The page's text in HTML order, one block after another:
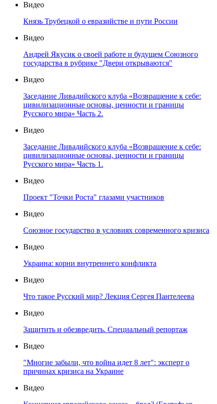
Видео
Князь Трубецкой о евразийстве и пути России
Видео
Андрей Якусик о своей работе и будущем Союзного
государства в рубрике "Двери открываются"
Видео
Заседание Ливадийского клуба «Возвращение к себе:
цивилизационные основы, ценности и границы
Русского мира» Часть 2.
Видео
Заседание Ливадийского клуба «Возвращение к себе:
цивилизационные основы, ценности и границы
Русского мира» Часть 1.
Видео
Проект "Точки Роста" глазами участников
Видео
Союзное государство в условиях современного кризиса
Видео
Украина: корни внутреннего конфликта
Видео
Что такое Русский мир? Лекция Сергея Пантелеева
Видео
Защитить и обезвредить. Специальный репортаж
Видео
"Многие забыли, что война идет 8 лет": эксперт о
причинах кризиса на Украине
Видео